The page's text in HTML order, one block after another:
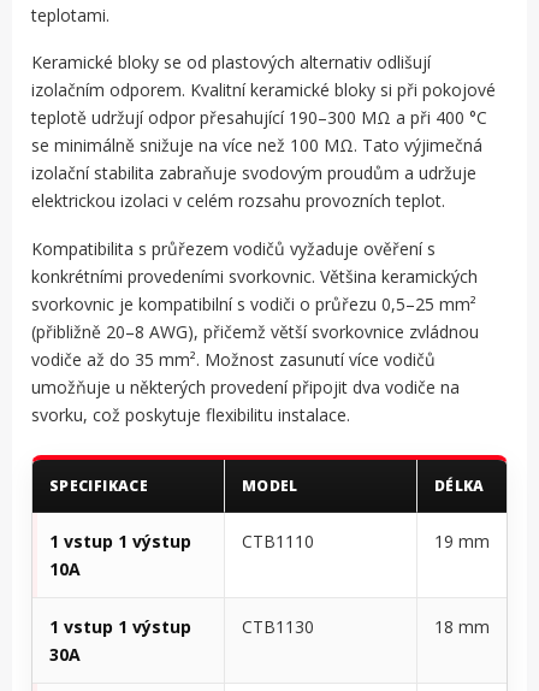
teplotami.
Keramické bloky se od plastových alternativ odlišují
izolačním odporem. Kvalitní keramické bloky si při pokojové
teplotě udržují odpor přesahující 190–300 MΩ a při 400 °C
se minimálně snižuje na více než 100 MΩ. Tato výjimečná
izolační stabilita zabraňuje svodovým proudům a udržuje
elektrickou izolaci v celém rozsahu provozních teplot.
Kompatibilita s průřezem vodičů vyžaduje ověření s
konkrétními provedeními svorkovnic. Většina keramických
svorkovnic je kompatibilní s vodiči o průřezu 0,5–25 mm²
(přibližně 20–8 AWG), přičemž větší svorkovnice zvládnou
vodiče až do 35 mm². Možnost zasunutí více vodičů
umožňuje u některých provedení připojit dva vodiče na
svorku, což poskytuje flexibilitu instalace.
SPECIFIKACE MODEL DÉLKA
1 vstup 1 výstup
10A
CTB1110 19 mm
1 vstup 1 výstup
30A
CTB1130 18 mm